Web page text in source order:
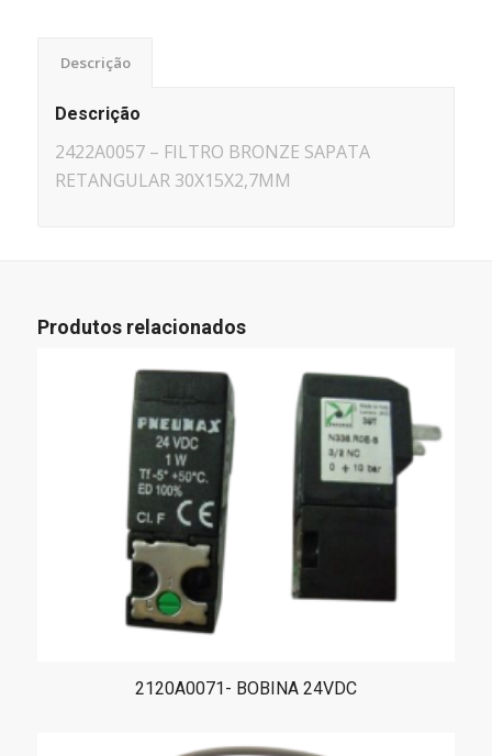
Descrição
Descrição
2422A0057 – FILTRO BRONZE SAPATA
RETANGULAR 30X15X2,7MM
Produtos relacionados
2120A0071- BOBINA 24VDC